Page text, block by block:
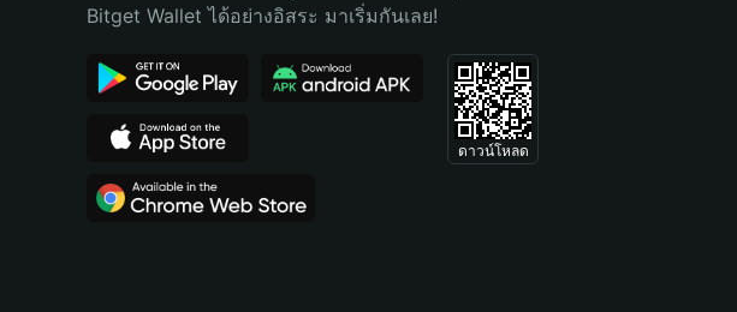
Português (Brasil)
Bitget Wallet ได้อย่างอิสระ มาเริ่มกันเลย!
ดาวน์โหลด